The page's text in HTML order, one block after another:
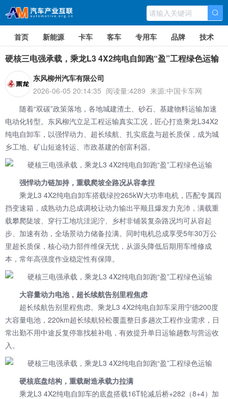
首页 新能源 卡车 客车 专用车 品牌 技术
硬核三电强承载，乘龙L3 4X2纯电自卸跑“盈”工程绿色运输
东风柳州汽车有限公司
2026-06-05 20:14:35 阅读量:4289 来源:中国卡车网
随着“双碳”政策落地，各地城建渣土、砂石、基建物料运输加速
电动化转型。东风柳汽立足工程运输真实工况，匠心打造乘龙L34X2
纯电自卸车 ，以强悍动力、超长续航、扎实底盘与超长质保，成为城
乡工地、矿山短途转运、市政基建的创富利器。
强悍动力链加持，重载爬坡全路况从容拿捏
乘龙L3 4X2纯电自卸车搭载绿控265kW大功率电机，匹配专属四
挡变速箱，成熟动力总成调校让动力输出平顺且爆发力充沛，满载重
载攀爬陡坡、穿行工地坑洼泥泞、乡村非铺装复杂路况均可从容起
步、加速有劲，全场景动力储备拉满。同时电机总成享受5年30万公
里超长质保，核心动力部件维保无忧，从源头降低后期用车维修成
本，常年高强度作业稳定性有保障。
大容量动力电池，超长续航告别里程焦虑
超长续航告别里程焦虑。乘龙L3 4X2纯电自卸车采用宁德200度
大容量电池，220km超长续航轻松覆盖整日多趟次工程作业需求，日
常出勤不用中途反复停靠找桩补电，有效提升单日运输趟数与营运收
入。
硬核底盘结构，重载耐造承载力拉满
乘龙L3 4X2纯电自卸车的底盘搭载16T轮减后桥+282（8+4）加